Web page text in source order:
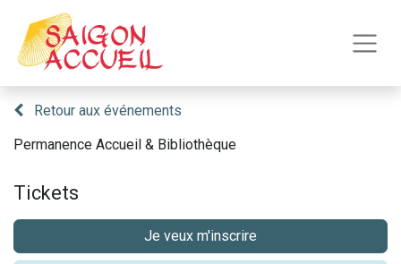
Retour aux événements
Permanence Accueil & Bibliothèque
Tickets
Je veux m'inscrire